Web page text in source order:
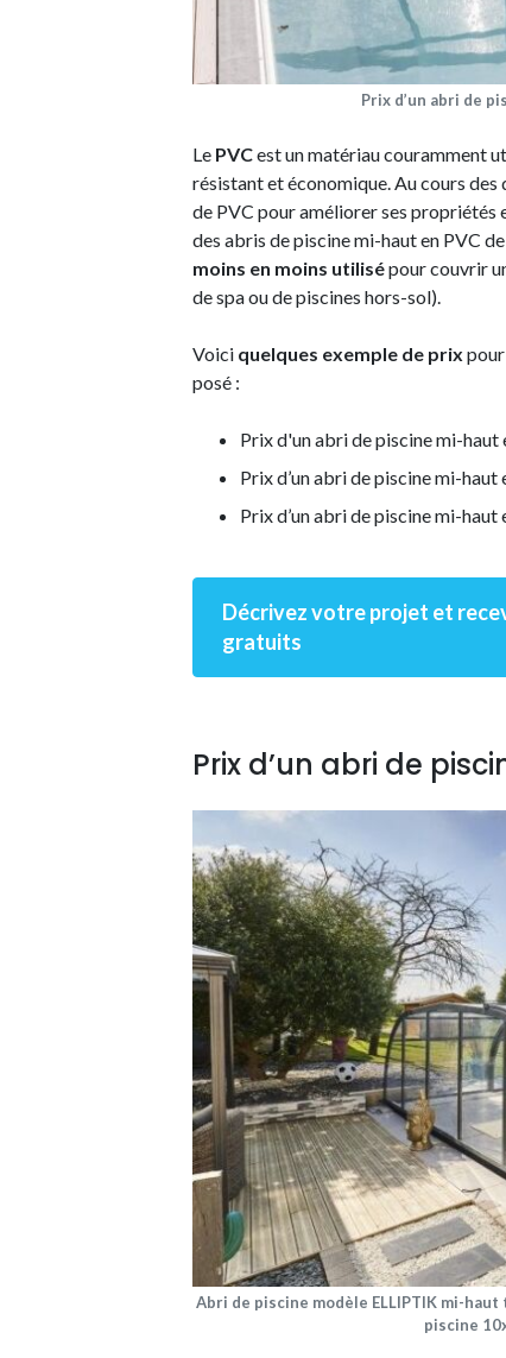
Prix d’un abri de
Le PVCest un matériau couramment
résistant et économique. Au cours
de PVC pour améliorer ses propriétés
des abris de piscine mi-haut en PVC
moins en moins utilisépour couvrir
de spa ou de piscines hors-sol).
Voici quelques exemple de prix
posé :
Prix d'un abri de piscine mi-haut
Prix d’un abri de piscine mi-haut
Prix d’un abri de piscine mi-
Décrivez votre projet et
gratuits
Prix d’un abri de
Abri de piscine modèle ELLIPTIK mi-
piscine